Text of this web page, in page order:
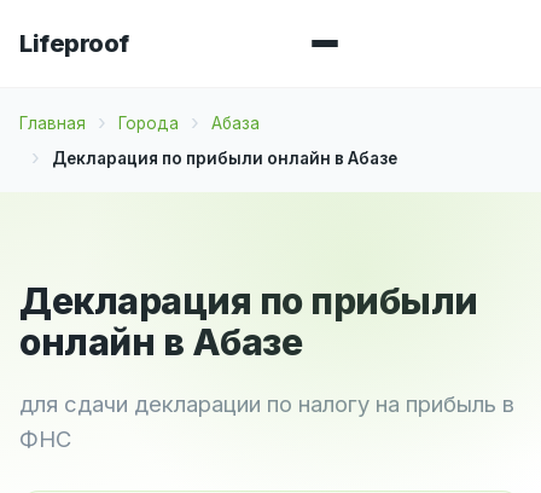
Lifeproof
Главная Города
Абаза
Декларация по прибыли онлайн в Абазе
Декларация по прибыли
онлайн в Абазе
для сдачи декларации по налогу на прибыль в
ФНС